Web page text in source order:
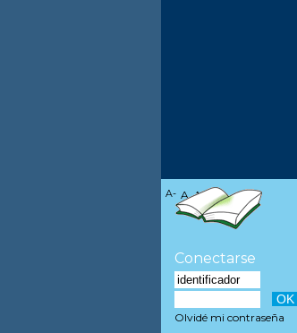
A- A A+
Conectarse
Olvidé mi contraseña